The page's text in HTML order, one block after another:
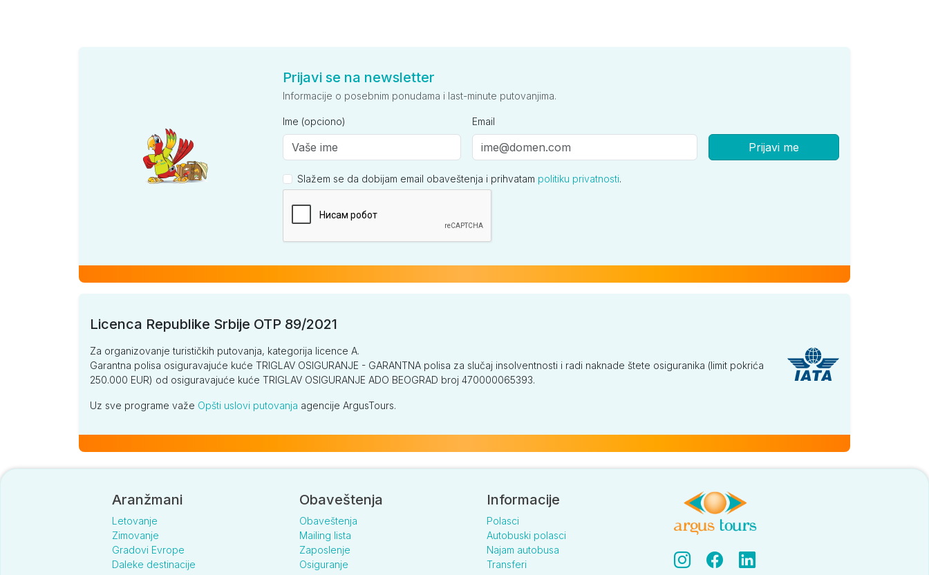
Prijavi se na newsletter
Informacije o posebnim ponudama i last-minute putovanjima.
Ime (opciono) Email
Prijavi me
Slažem se da dobijam email obaveštenja i prihvatam politiku privatnosti.
Licenca Republike Srbije OTP 89/2021
Za organizovanje turističkih putovanja, kategorija licence A.
Garantna polisa osiguravajuće kuće TRIGLAV OSIGURANJE - GARANTNA polisa za slučaj insolventnosti i radi naknade štete osiguranika (limit pokrića
250.000 EUR) od osiguravajuće kuće TRIGLAV OSIGURANJE ADO BEOGRAD broj 470000065393.
Uz sve programe važe Opšti uslovi putovanja agencije ArgusTours.
Aranžmani
Letovanje
Zimovanje
Gradovi Evrope
Daleke destinacije
Obaveštenja
Obaveštenja
Mailing lista
Zaposlenje
Osiguranje
Informacije
Polasci
Autobuski polasci
Najam autobusa
Transferi